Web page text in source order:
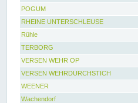
POGUM
RHEINE UNTERSCHLEUSE
Rühle
TERBORG
VERSEN WEHR OP
VERSEN WEHRDURCHSTICH
WEENER
Wachendorf